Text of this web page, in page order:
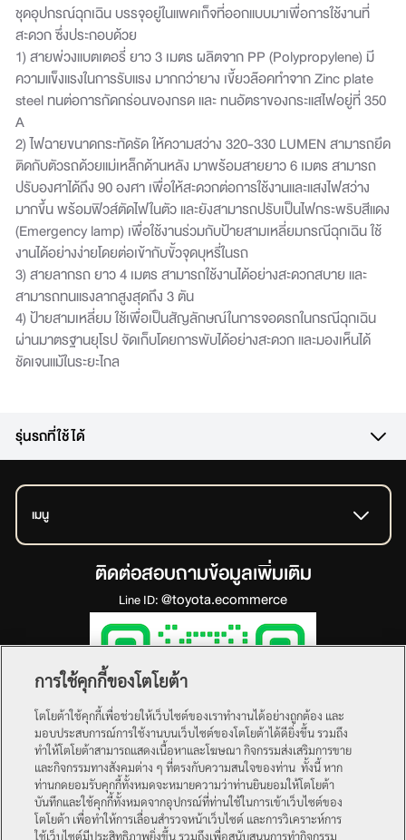
ชุดอุปกรณ์ฉุกเฉิน บรรจุอยู่ในแพคเก็จที่ออกแบบมาเพื่อการใช้งานที่
สะดวก ซึ่งประกอบด้วย
1) สายพ่วงแบตเตอรี่ ยาว 3 เมตร ผลิตจาก PP (Polypropylene) มี
ความแข็งแรงในการรับแรง มากกว่ายาง เขี้ยวล๊อคทำจาก Zinc plate
steel ทนต่อการกัดกร่อนของกรด และ ทนอัตราของกระแสไฟอยู่ที่ 350
A
2) ไฟฉายขนาดกระทัดรัด ให้ความสว่าง 320-330 LUMEN สามารถยึด
ติดกับตัวรถด้วยแม่เหล็กด้านหลัง มาพร้อมสายยาว 6 เมตร สามารถ
ปรับองศาได้ถึง 90 องศา เพื่อให้สะดวกต่อการใช้งานและแสงไฟสว่าง
มากขึ้น พร้อมฟิวส์ตัดไฟในตัว และยังสามารถปรับเป็นไฟกระพริบสีแดง
(Emergency lamp) เพื่อใช้งานร่วมกับป้ายสามเหลี่ยมกรณีฉุกเฉิน ใช้
งานได้อย่างง่ายโดยต่อเข้ากับขั้วจุดบุหรี่ในรถ
3) สายลากรถ ยาว 4 เมตร สามารถใช้งานได้อย่างสะดวกสบาย และ
สามารถทนแรงลากสูงสุดถึง 3 ตัน
4) ป้ายสามเหลี่ยม ใช้เพื่อเป็นสัญลักษณ์ในการจอดรถในกรณีฉุกเฉิน
ผ่านมาตรฐานยุโรป จัดเก็บโดยการพับได้อย่างสะดวก และมองเห็นได้
ชัดเจนแม้ในระยะไกล
รุ่นรถที่ใช้ได้
เมนู
ติดต่อสอบถามข้อมูลเพิ่มเติม
Line ID:@toyota.ecommerce
การใช้คุกกี้ของโตโยต้า
โตโยต้าใช้คุกกี้เพื่อช่วยให้เว็บไซต์ของเราทำงานได้อย่างถูกต้อง และ
มอบประสบการณ์การใช้งานบนเว็บไซต์ของโตโยต้าได้ดียิ่งขึ้น รวมถึง
ทำให้โตโยต้าสามารถแสดงเนื้อหาและโฆษณา กิจกรรมส่งเสริมการขาย
และกิจกรรมทางสังคมต่าง ๆ ที่ตรงกับความสนใจของท่าน ทั้งนี้ หาก
ท่านกดยอมรับคุกกี้ทั้งหมดจะหมายความว่าท่านยินยอมให้โตโยต้า
บันทึกและใช้คุกกี้ทั้งหมดจากอุปกรณ์ที่ท่านใช้ในการเข้าเว็บไซต์ของ
โตโยต้า เพื่อทำให้การเลื่อนสำรวจหน้าเว็บไซต์ และการวิเคราะห์การ
ใช้เว็บไซต์มีประสิทธิภาพยิ่งขึ้น รวมถึงเพื่อสนับสนุนการทำกิจกรรม